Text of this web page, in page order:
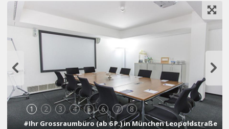
1 2 3 4 5 6 7 8
#Ihr Grossraumbüro (ab 6 P.) in München Leopoldstraße